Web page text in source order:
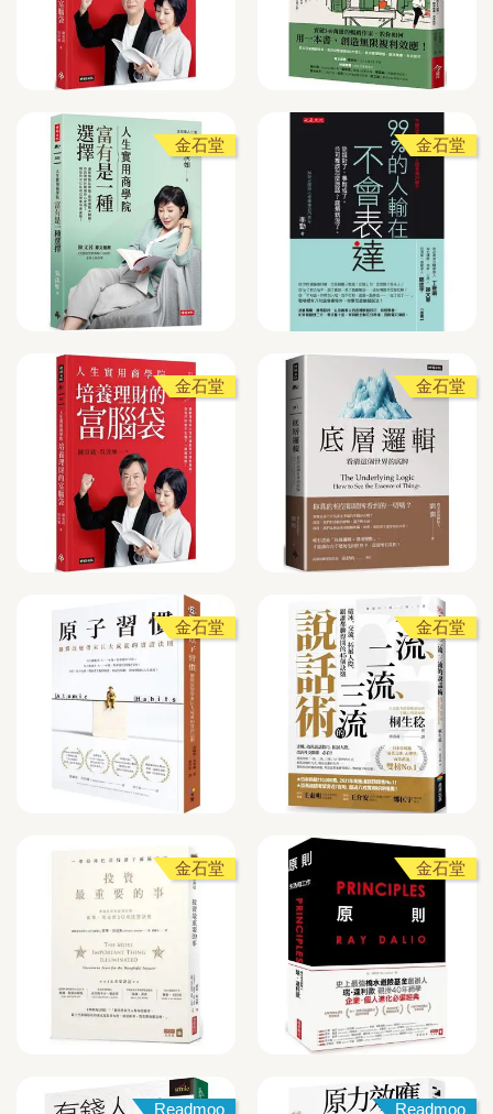
金石堂 金石堂
金石堂 金石堂
金石堂 金石堂
金石堂 金石堂
Readmoo Readmoo